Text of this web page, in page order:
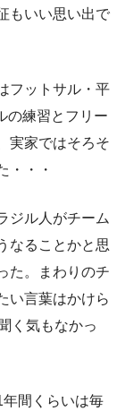
もいい思い出で
フットサル・平
の練習とフリー
実家ではそろそ
・・・
ジル人がチーム
なることかと思
た。まわりのチ
い言葉はかけら
く気もなかっ
間くらいは毎